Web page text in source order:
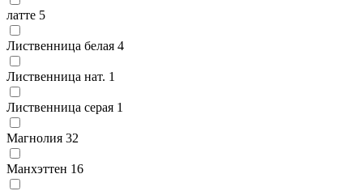
латте 5
Лиственница белая 4
Лиственница нат. 1
Лиственница серая 1
Магнолия 32
Манхэттен 16